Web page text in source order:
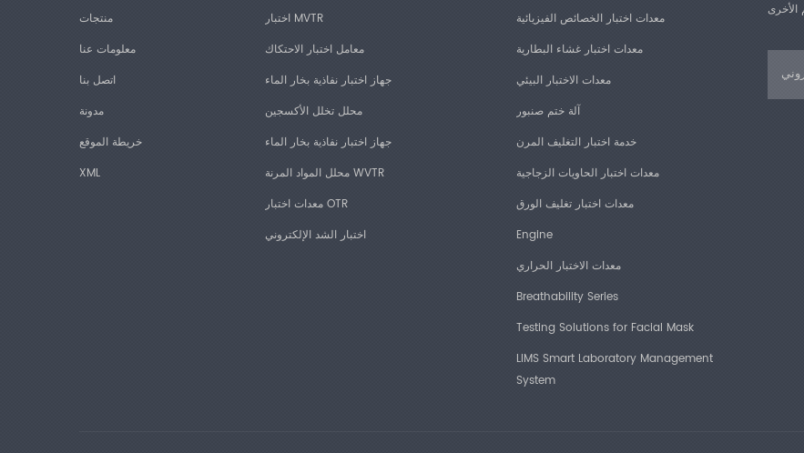
منتجات
معلومات عنا
اتصل بنا
مدونة
خريطة الموقع
XML
اختبار MVTR
معامل اختبار الاحتكاك
جهاز اختبار نفاذية بخار الماء
محلل تخلل الأكسجين
جهاز اختبار نفاذية بخار الماء
محلل المواد المرنة WVTR
معدات اختبار OTR
اختبار الشد الإلكتروني
معدات اختبار الخصائص الفيزيائية
معدات اختبار غشاء البطارية
معدات الاختبار البيئي
آلة ختم صنبور
خدمة اختبار التغليف المرن
معدات اختبار الحاويات الزجاجية
معدات اختبار تغليف الورق
Engine
معدات الاختبار الحراري
Breathability Series
Testing Solutions for Facial Mask
LIMS Smart Laboratory Management
System